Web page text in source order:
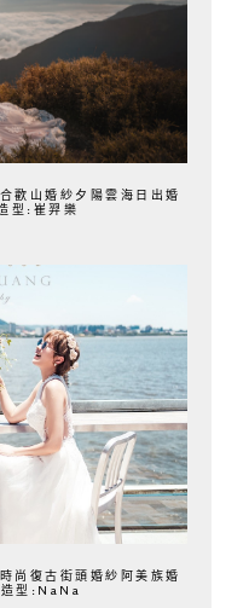
歡山婚紗夕陽雲海日出婚
型:崔羿樂
尚復古街頭婚紗阿美族婚
型:NaNa